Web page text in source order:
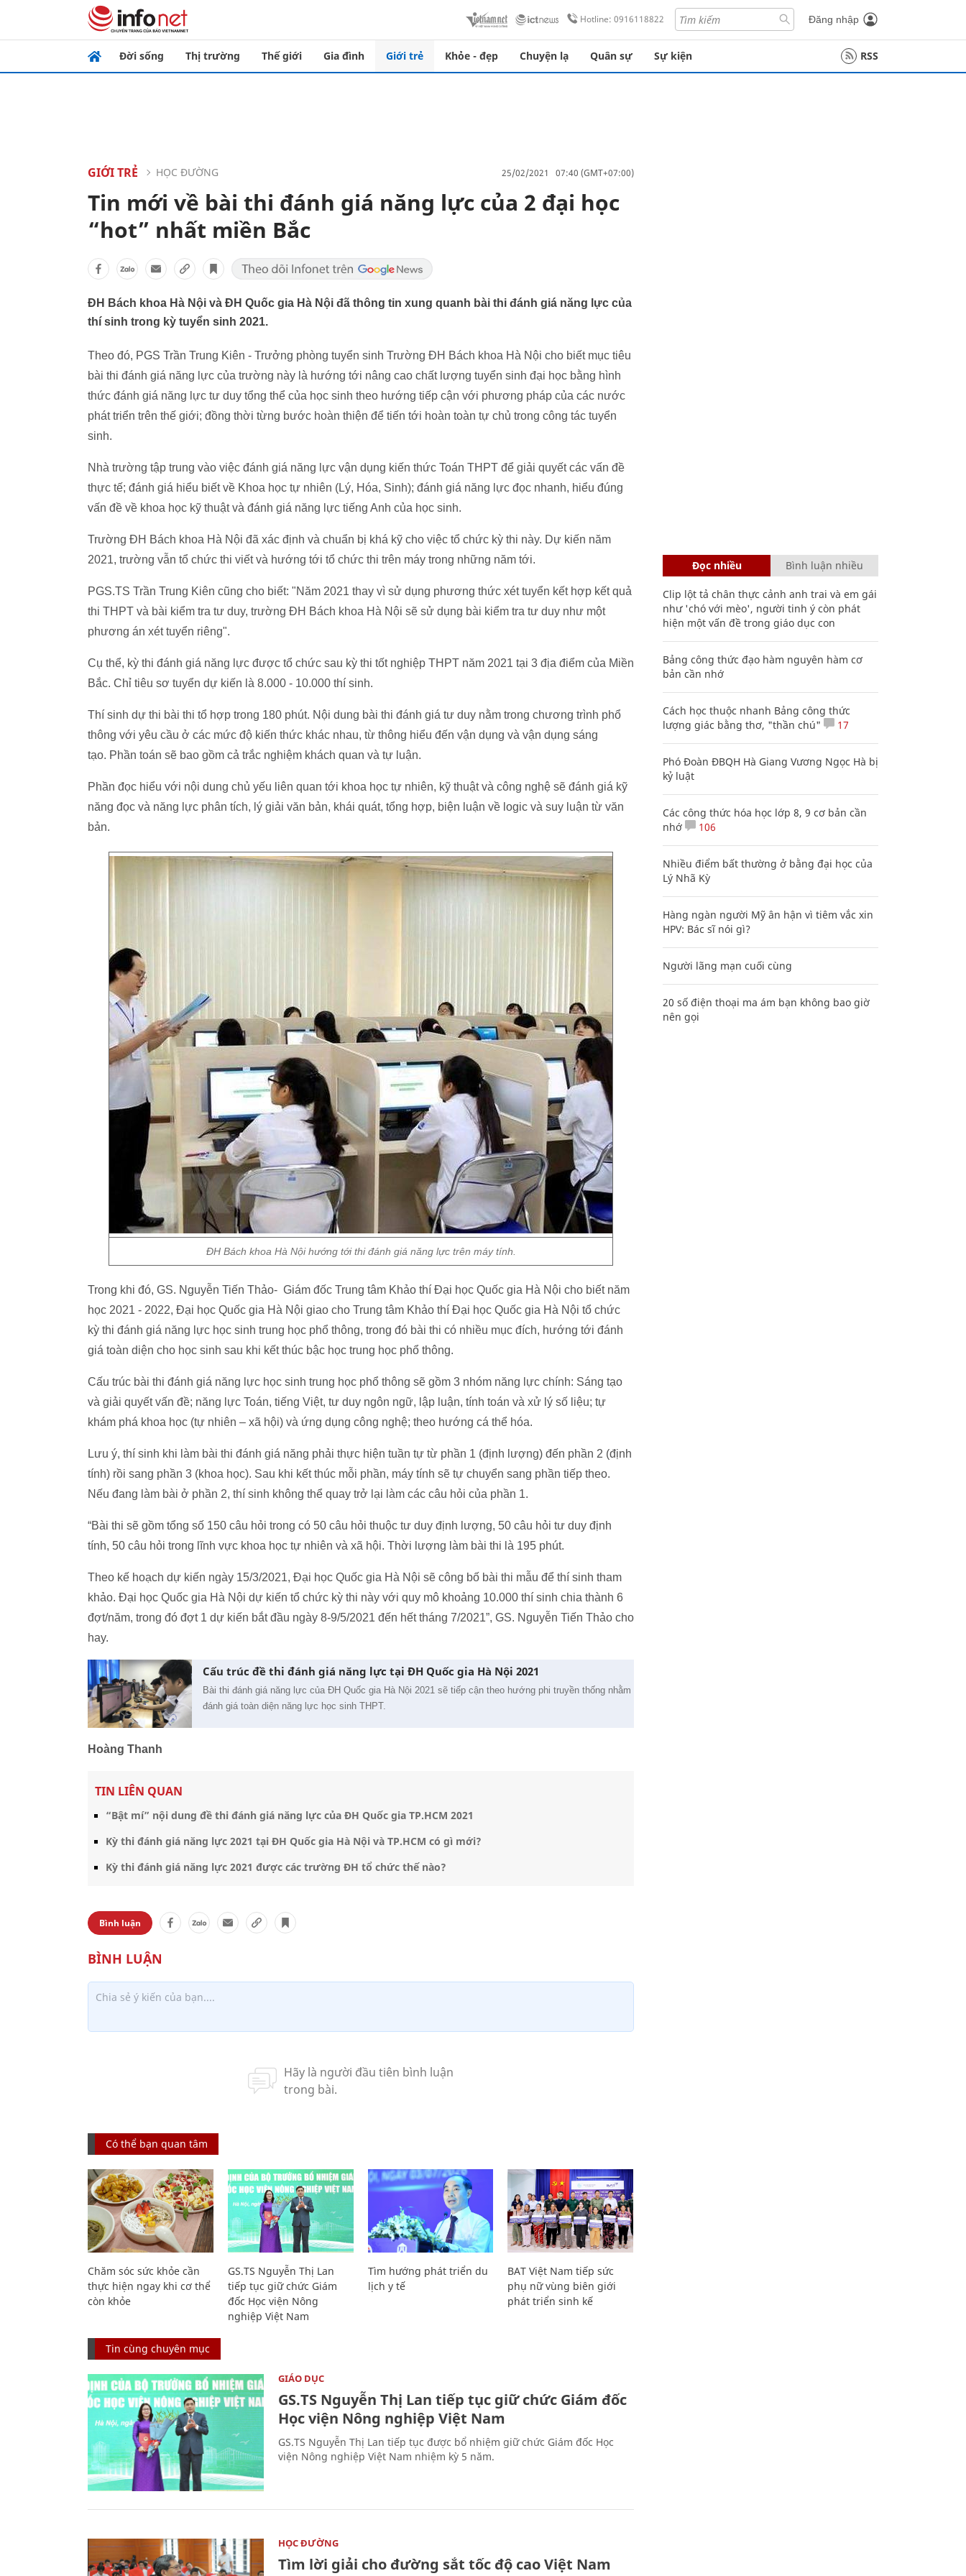
Hotline: 0916118822 Đăng nhập
Đời sống Thị trường Thế giới Gia đình Giới trẻ Khỏe - đẹp Chuyện lạ Quân sự Sự kiện RSS
GIỚI TRẺ HỌC ĐƯỜNG 25/02/2021 07:40 (GMT+07:00)
Tin mới về bài thi đánh giá năng lực của 2 đại học
“hot” nhất miền Bắc
ĐH Bách khoa Hà Nội và ĐH Quốc gia Hà Nội đã thông tin xung quanh bài thi đánh giá năng lực của
thí sinh trong kỳ tuyển sinh 2021.
Theo đó, PGS Trần Trung Kiên - Trưởng phòng tuyển sinh Trường ĐH Bách khoa Hà Nội cho biết mục tiêu
bài thi đánh giá năng lực của trường này là hướng tới nâng cao chất lượng tuyển sinh đại học bằng hình
thức đánh giá năng lực tư duy tổng thể của học sinh theo hướng tiếp cận với phương pháp của các nước
phát triển trên thế giới; đồng thời từng bước hoàn thiện để tiến tới hoàn toàn tự chủ trong công tác tuyển
sinh.
Nhà trường tập trung vào việc đánh giá năng lực vận dụng kiến thức Toán THPT để giải quyết các vấn đề
thực tế; đánh giá hiểu biết về Khoa học tự nhiên (Lý, Hóa, Sinh); đánh giá năng lực đọc nhanh, hiểu đúng
vấn đề về khoa học kỹ thuật và đánh giá năng lực tiếng Anh của học sinh.
Trường ĐH Bách khoa Hà Nội đã xác định và chuẩn bị khá kỹ cho việc tổ chức kỳ thi này. Dự kiến năm
2021, trường vẫn tổ chức thi viết và hướng tới tổ chức thi trên máy trong những năm tới.
PGS.TS Trần Trung Kiên cũng cho biết: "Năm 2021 thay vì sử dụng phương thức xét tuyển kết hợp kết quả
thi THPT và bài kiểm tra tư duy, trường ĐH Bách khoa Hà Nội sẽ sử dụng bài kiểm tra tư duy như một
phương án xét tuyển riêng".
Cụ thể, kỳ thi đánh giá năng lực được tổ chức sau kỳ thi tốt nghiệp THPT năm 2021 tại 3 địa điểm của Miền
Bắc. Chỉ tiêu sơ tuyển dự kiến là 8.000 - 10.000 thí sinh.
Thí sinh dự thi bài thi tổ hợp trong 180 phút. Nội dung bài thi đánh giá tư duy nằm trong chương trình phổ
thông với yêu cầu ở các mức độ kiến thức khác nhau, từ thông hiểu đến vận dụng và vận dụng sáng
tạo. Phần toán sẽ bao gồm cả trắc nghiệm khách quan và tự luận.
Phần đọc hiểu với nội dung chủ yếu liên quan tới khoa học tự nhiên, kỹ thuật và công nghệ sẽ đánh giá kỹ
năng đọc và năng lực phân tích, lý giải văn bản, khái quát, tổng hợp, biện luận về logic và suy luận từ văn
bản.
ĐH Bách khoa Hà Nội hướng tới thi đánh giá năng lực trên máy tính.
Trong khi đó, GS. Nguyễn Tiến Thảo- Giám đốc Trung tâm Khảo thí Đại học Quốc gia Hà Nội cho biết năm
học 2021 - 2022, Đại học Quốc gia Hà Nội giao cho Trung tâm Khảo thí Đại học Quốc gia Hà Nội tổ chức
kỳ thi đánh giá năng lực học sinh trung học phổ thông, trong đó bài thi có nhiều mục đích, hướng tới đánh
giá toàn diện cho học sinh sau khi kết thúc bậc học trung học phổ thông.
Cấu trúc bài thi đánh giá năng lực học sinh trung học phổ thông sẽ gồm 3 nhóm năng lực chính: Sáng tạo
và giải quyết vấn đề; năng lực Toán, tiếng Việt, tư duy ngôn ngữ, lập luận, tính toán và xử lý số liệu; tự
khám phá khoa học (tự nhiên – xã hội) và ứng dụng công nghệ; theo hướng cá thể hóa.
Lưu ý, thí sinh khi làm bài thi đánh giá năng phải thực hiện tuần tự từ phần 1 (định lượng) đến phần 2 (định
tính) rồi sang phần 3 (khoa học). Sau khi kết thúc mỗi phần, máy tính sẽ tự chuyển sang phần tiếp theo.
Nếu đang làm bài ở phần 2, thí sinh không thể quay trở lại làm các câu hỏi của phần 1.
“Bài thi sẽ gồm tổng số 150 câu hỏi trong có 50 câu hỏi thuộc tư duy định lượng, 50 câu hỏi tư duy định
tính, 50 câu hỏi trong lĩnh vực khoa học tự nhiên và xã hội. Thời lượng làm bài thi là 195 phút.
Theo kế hoạch dự kiến ngày 15/3/2021, Đại học Quốc gia Hà Nội sẽ công bố bài thi mẫu để thí sinh tham
khảo. Đại học Quốc gia Hà Nội dự kiến tổ chức kỳ thi này với quy mô khoảng 10.000 thí sinh chia thành 6
đợt/năm, trong đó đợt 1 dự kiến bắt đầu ngày 8-9/5/2021 đến hết tháng 7/2021”, GS. Nguyễn Tiến Thảo cho
hay.
Cấu trúc đề thi đánh giá năng lực tại ĐH Quốc gia Hà Nội 2021
Bài thi đánh giá năng lực của ĐH Quốc gia Hà Nội 2021 sẽ tiếp cận theo hướng phi truyền thống nhằm
đánh giá toàn diện năng lực học sinh THPT.
Hoàng Thanh
TIN LIÊN QUAN
“Bật mí” nội dung đề thi đánh giá năng lực của ĐH Quốc gia TP.HCM 2021
Kỳ thi đánh giá năng lực 2021 tại ĐH Quốc gia Hà Nội và TP.HCM có gì mới?
Kỳ thi đánh giá năng lực 2021 được các trường ĐH tổ chức thế nào?
Bình luận
Có thể bạn quan tâm
Chăm sóc sức khỏe cần
thực hiện ngay khi cơ thể
còn khỏe
GS.TS Nguyễn Thị Lan
tiếp tục giữ chức Giám
đốc Học viện Nông
nghiệp Việt Nam
Tìm hướng phát triển du
lịch y tế
BAT Việt Nam tiếp sức
phụ nữ vùng biên giới
phát triển sinh kế
Tin cùng chuyên mục
GIÁO DỤC
GS.TS Nguyễn Thị Lan tiếp tục giữ chức Giám đốc
Học viện Nông nghiệp Việt Nam
GS.TS Nguyễn Thị Lan tiếp tục được bổ nhiệm giữ chức Giám đốc Học
viện Nông nghiệp Việt Nam nhiệm kỳ 5 năm.
HỌC ĐƯỜNG
Tìm lời giải cho đường sắt tốc độ cao Việt Nam
Đọc nhiều Bình luận nhiều
Clip lột tả chân thực cảnh anh trai và em gái
như 'chó với mèo', người tinh ý còn phát
hiện một vấn đề trong giáo dục con
Bảng công thức đạo hàm nguyên hàm cơ
bản cần nhớ
Cách học thuộc nhanh Bảng công thức
lượng giác bằng thơ, "thần chú"
17
Phó Đoàn ĐBQH Hà Giang Vương Ngọc Hà bị
kỷ luật
Các công thức hóa học lớp 8, 9 cơ bản cần
nhớ
106
Nhiều điểm bất thường ở bằng đại học của
Lý Nhã Kỳ
Hàng ngàn người Mỹ ân hận vì tiêm vắc xin
HPV: Bác sĩ nói gì?
Người lãng mạn cuối cùng
20 số điện thoại ma ám bạn không bao giờ
nên gọi